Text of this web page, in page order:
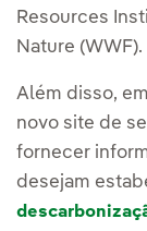
Resources
Nature (WWF).
Além disso,
novo site de
fornecer
desejam